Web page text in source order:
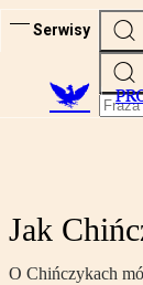
Serwisy
Jak
O Chińczykach